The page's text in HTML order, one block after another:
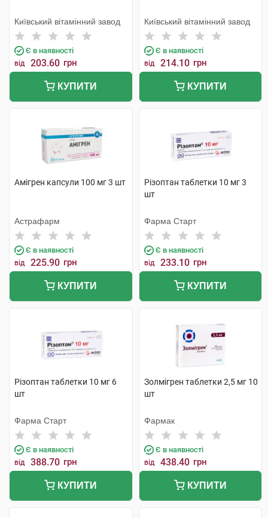
Київський вітамінний завод
Є в наявності
від 203.60 грн
КУПИТИ
Київський вітамінний завод
Є в наявності
від 214.10 грн
КУПИТИ
Амігрен капсули 100 мг 3 шт
Астрафарм
Є в наявності
від 225.90 грн
КУПИТИ
Різоптан таблетки 10 мг 3
шт
Фарма Старт
Є в наявності
від 233.10 грн
КУПИТИ
Різоптан таблетки 10 мг 6
шт
Фарма Старт
Є в наявності
від 388.70 грн
КУПИТИ
Золмігрен таблетки 2,5 мг 10
шт
Фармак
Є в наявності
від 438.40 грн
КУПИТИ